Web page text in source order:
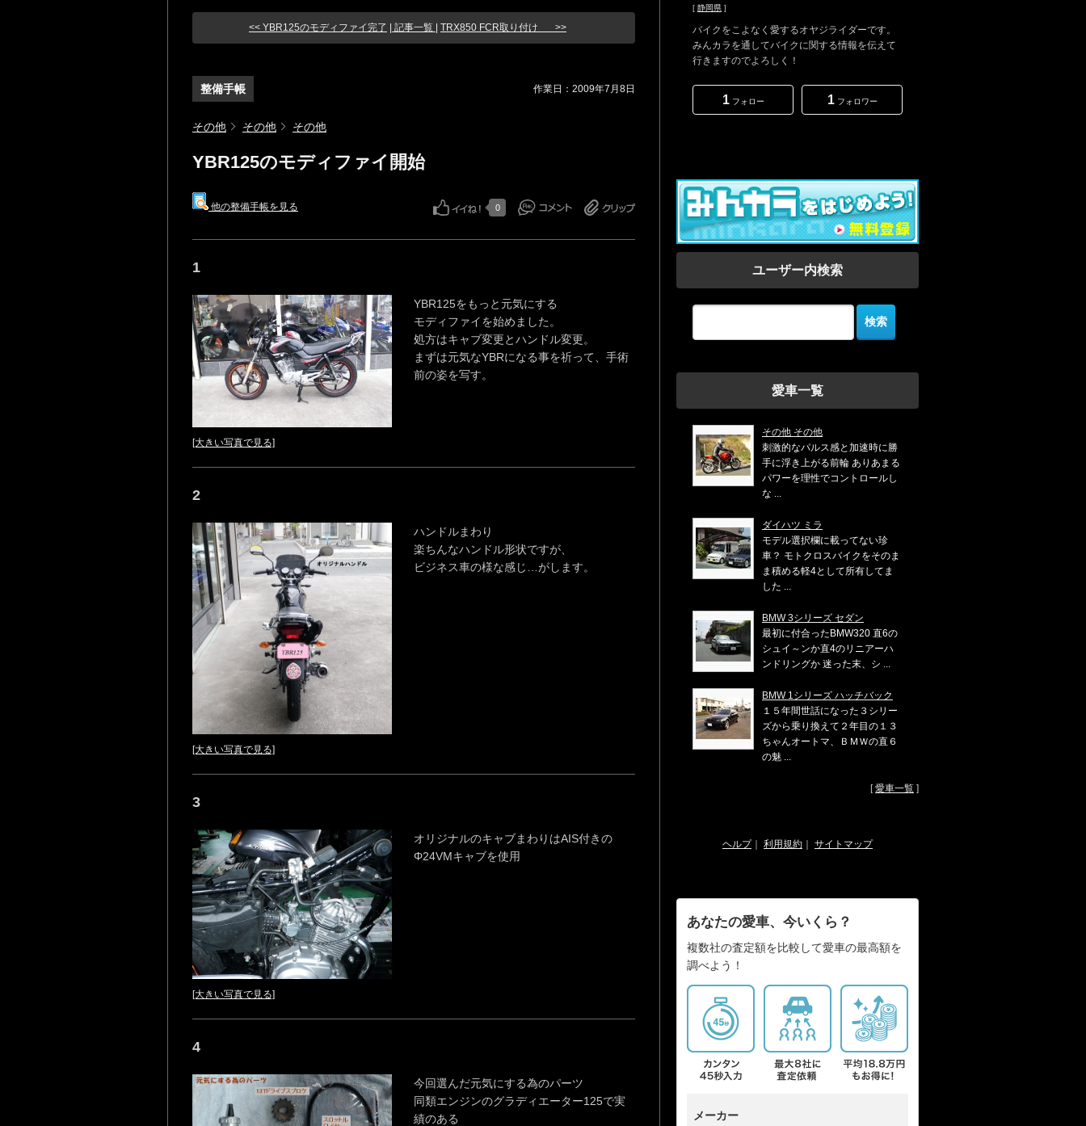
<< YBR125のモディファイ完了 | 記事一覧 | TRX850 FCR取り付け >>
整備手帳 作業日：2009年7月8日
その他 その他 その他
YBR125のモディファイ開始
他の整備手帳を見る 0
1
[大きい写真で見る]
YBR125をもっと元気にする
モディファイを始めました。
処方はキャブ変更とハンドル変更。
まずは元気なYBRになる事を祈って、手術
前の姿を写す。
2
[大きい写真で見る]
ハンドルまわり
楽ちんなハンドル形状ですが、
ビジネス車の様な感じ…がします。
3
[大きい写真で見る]
オリジナルのキャブまわりはAIS付きの
Φ24VMキャブを使用
4
今回選んだ元気にする為のパーツ
同類エンジンのグラディエーター125で実
績のある
[ 静岡県 ]
バイクをこよなく愛するオヤジライダーです。
みんカラを通してバイクに関する情報を伝えて
行きますのでよろしく！
1フォロー 1フォロワー
ユーザー内検索
愛車一覧
その他 その他
刺激的なパルス感と加速時に勝
手に浮き上がる前輪 ありあまる
パワーを理性でコントロールし
な ...
ダイハツ ミラ
モデル選択欄に載ってない珍
車？ モトクロスバイクをそのま
ま積める軽4として所有してま
した ...
BMW 3シリーズ セダン
最初に付合ったBMW320 直6の
シュイ～ンか直4のリニアーハ
ンドリングか 迷った末、シ ...
BMW 1シリーズ ハッチバック
１５年間世話になった３シリー
ズから乗り換えて２年目の１３
ちゃんオートマ、ＢＭＷの直６
の魅 ...
[愛車一覧 ]
ヘルプ｜ 利用規約 サイトマップ
あなたの愛車、今いくら？
複数社の査定額を比較して愛車の最高額を
調べよう！
メーカー